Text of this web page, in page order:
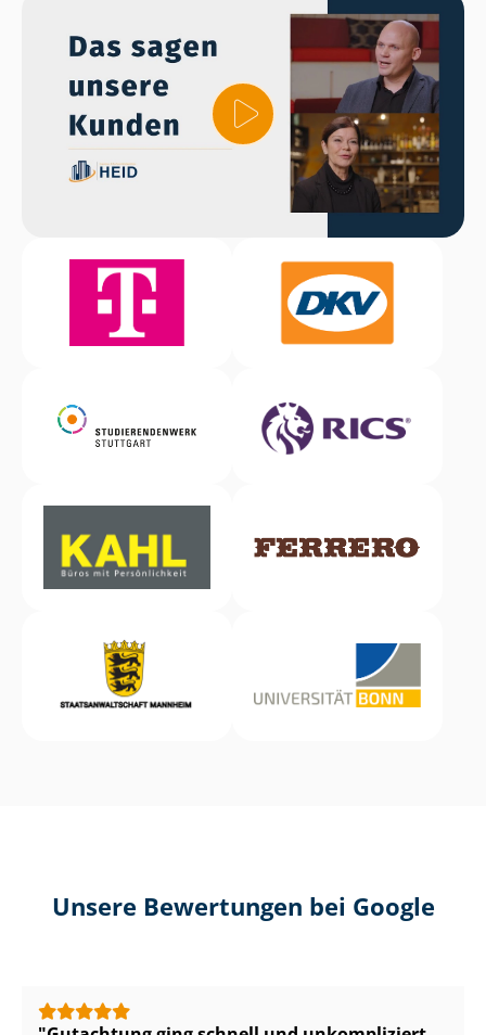
Unsere Bewertungen bei Google